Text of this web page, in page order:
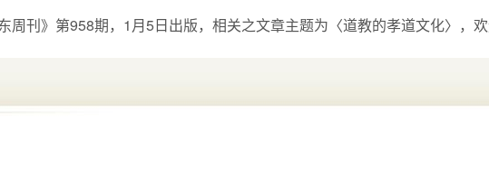
刊》第958期，1月5日出版，相关之文章主题为〈道教的孝道文化〉，欢